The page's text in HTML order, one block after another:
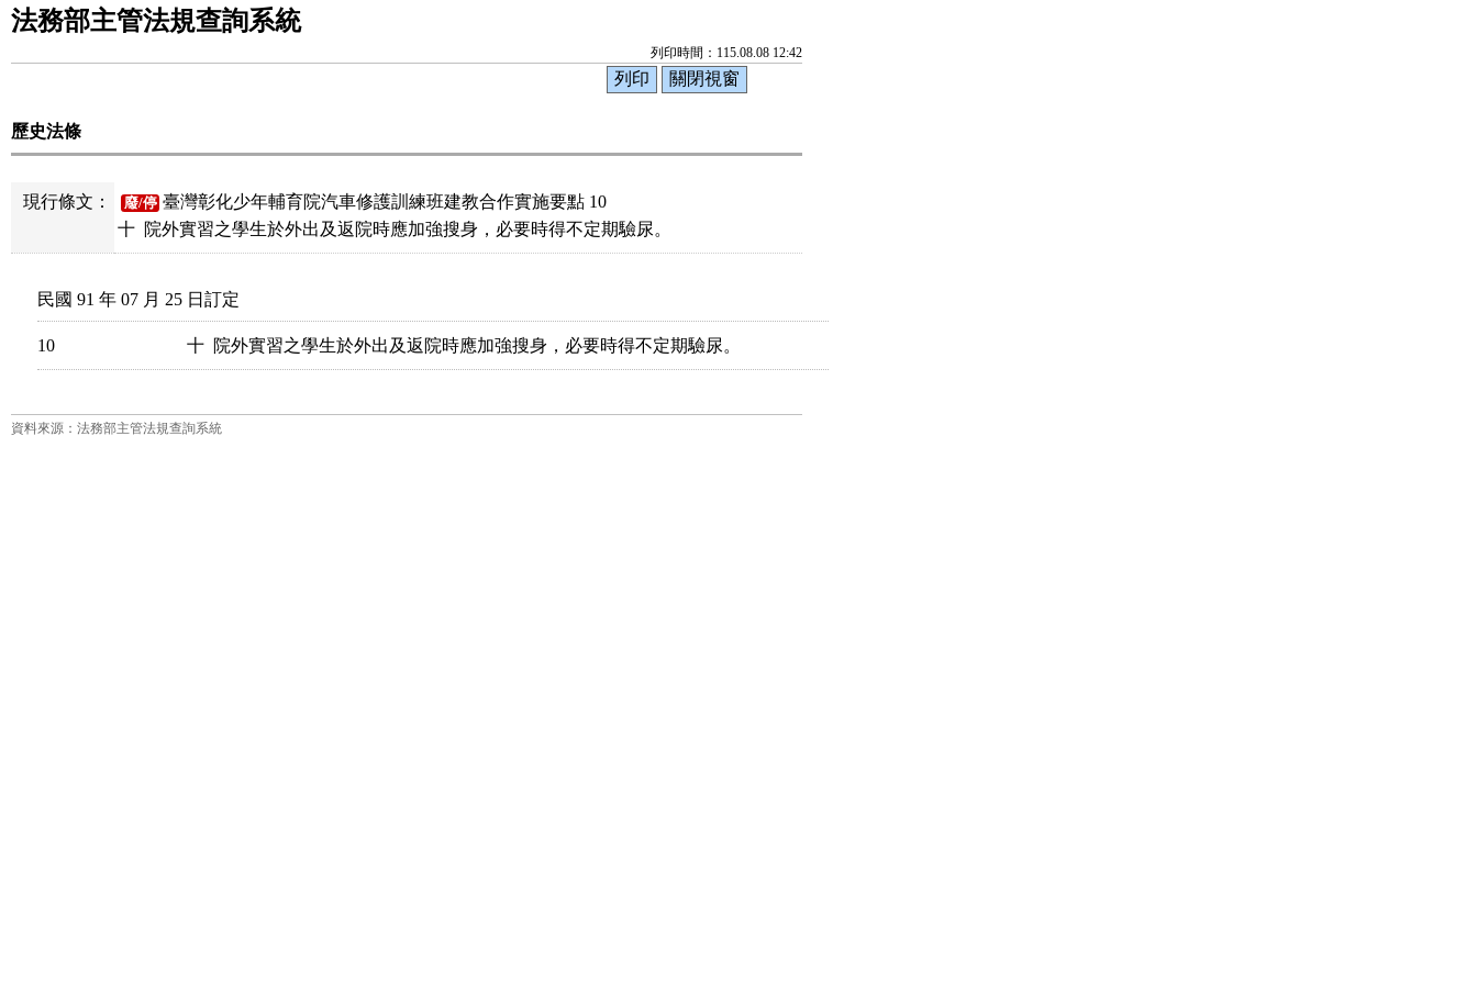
法務部主管法規查詢系統
列印時間：115.08.08 12:42
歷史法條
現行條文： 廢/停 臺灣彰化少年輔育院汽車修護訓練班建教合作實施要點 10
民國 91 年 07 月 25 日訂定
10 十  院外實習之學生於外出及返院時應加強搜身，必要時得不定期驗尿。
資料來源：法務部主管法規查詢系統